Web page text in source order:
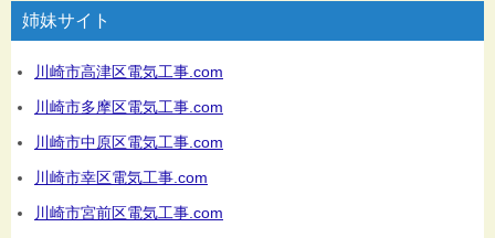
姉妹サイト
川崎市高津区電気工事.com
川崎市多摩区電気工事.com
川崎市中原区電気工事.com
川崎市幸区電気工事.com
川崎市宮前区電気工事.com